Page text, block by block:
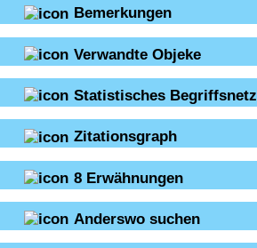
Bemerkungen
Verwandte Objeke
Statistisches Begriffsnetz
Zitationsgraph
8 Erwähnungen
Anderswo suchen